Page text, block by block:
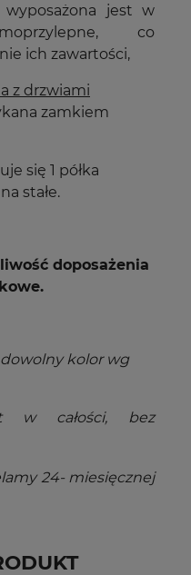
wyposażona jest w
co
ich zawartości,
z drzwiami
zamkiem
się 1 półka
stałe.
doposażenia
dowolny kolor wg
w całości, bez
24- miesięcznej